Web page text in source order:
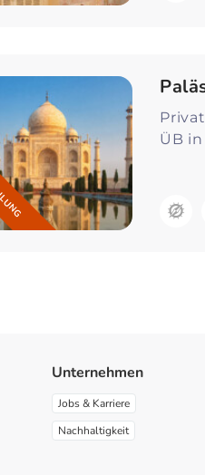
ÜB
Unternehmen
Jobs & Karriere
Nachhaltigkeit